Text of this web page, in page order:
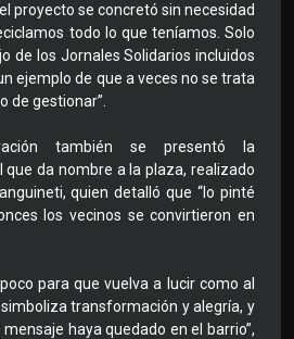
proyecto se concretó sin necesidad
todo lo que teníamos. Solo
de los Jornales Solidarios incluidos
ejemplo de que a veces no se trata
de gestionar”.
también se presentó la
da nombre a la plaza, realizado
quien detalló que “lo pinté
los vecinos se convirtieron en
para que vuelva a lucir como al
transformación y alegría, y
haya quedado en el barrio”,